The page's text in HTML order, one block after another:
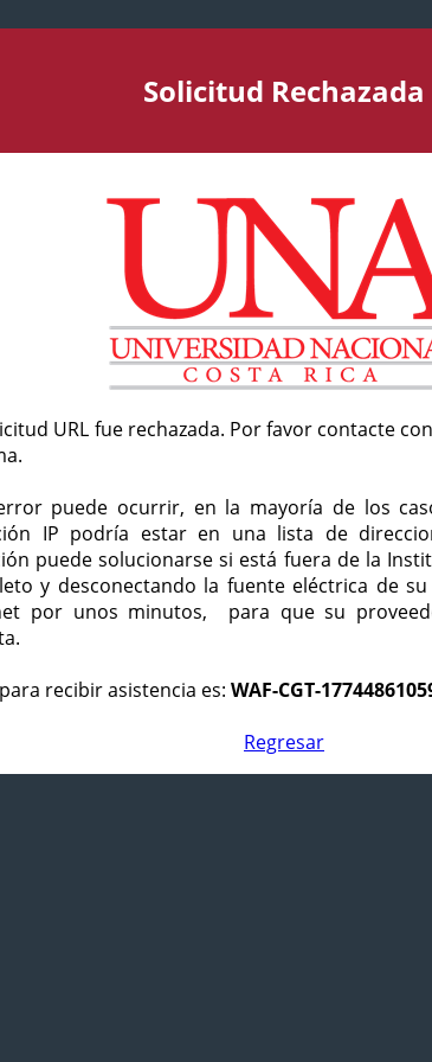
Solicitud Rechazada
URL fue rechazada. Por favor contacte
puede ocurrir, en la mayoría de los
IP podría estar en una lista de
puede solucionarse si está fuera de la
y desconectando la fuente eléctrica de
por unos minutos, para que su
recibir asistencia es: WAF-CGT-
Regresar